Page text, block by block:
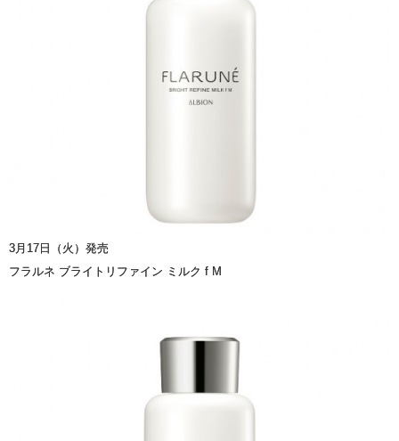
3月17日（火）発売
フラルネ ブライトリファイン ミルク f M